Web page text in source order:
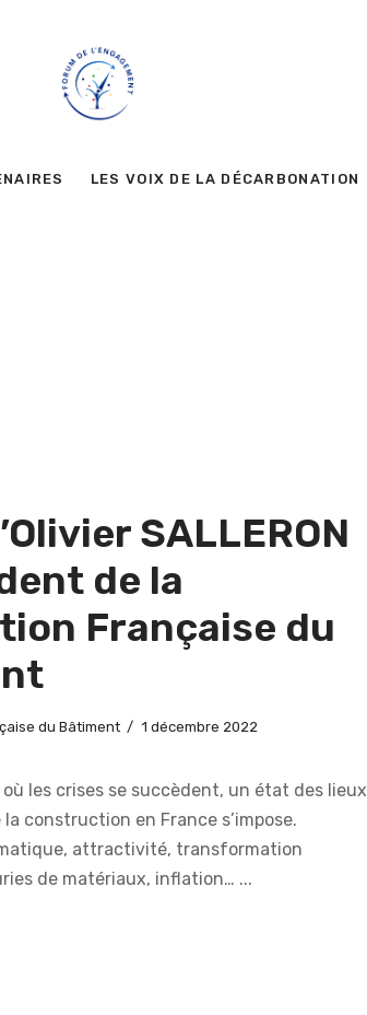
LES VOIX DE LA DÉCARBONATION
SALLERON
de la
Française du
du Bâtiment 1 décembre 2022
les crises se succèdent, un état des lieux
construction en France s’impose.
attractivité, transformation
de matériaux, inflation… ...